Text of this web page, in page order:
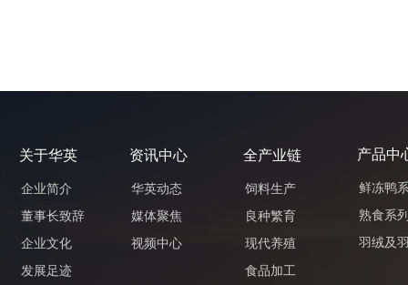
企业简介
董事长致辞
企业文化
发展足迹
关于华英 资讯中心
华英动态
媒体聚焦
视频中心
全产业链
饲料生产
良种繁育
现代养殖
食品加工
产品中
鲜冻鸭
熟食系
羽绒及